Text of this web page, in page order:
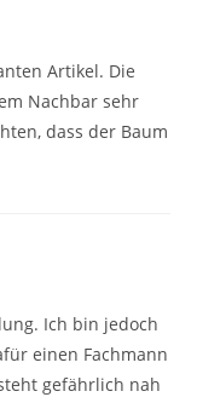
Artikel. Die
Nachbar sehr
dass der Baum
Ich bin jedoch
einen Fachmann
gefährlich nah